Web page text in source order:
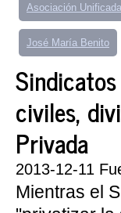
Asociación
José María Benito
civiles,
Privada
2013-12-11
Mientras el